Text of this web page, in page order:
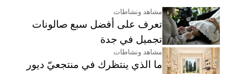
مشاهد ونشاطات
تعرف على أفضل سبع صالونات
تجميل في جدة
مشاهد ونشاطات
ما الذي ينتظرك في منتجعيّ ديور